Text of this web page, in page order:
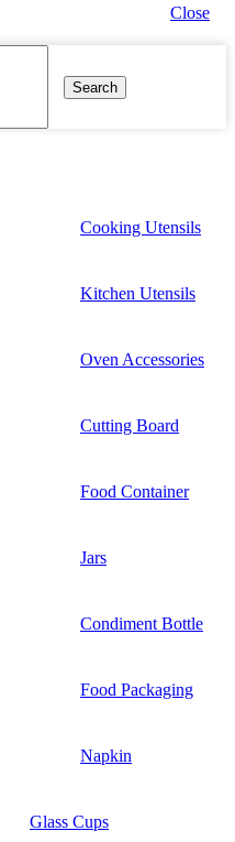
Close
Search
Cooking Utensils
Kitchen Utensils
Oven Accessories
Cutting Board
Food Container
Jars
Condiment Bottle
Food Packaging
Napkin
Glass Cups